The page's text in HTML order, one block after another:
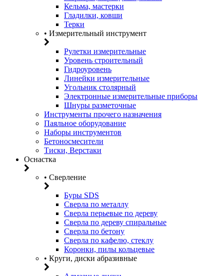
Кельма, мастерки
Гладилки, ковши
Терки
• Измерительный инструмент
Рулетки измерительные
Уровень строительный
Гидроуровень
Линейки измерительные
Угольник столярный
Электронные измерительные приборы
Шнуры разметочные
Инструменты прочего назначения
Паяльное оборудование
Наборы инструментов
Бетоносмесители
Тиски, Верстаки
Оснастка
• Сверление
Буры SDS
Сверла по металлу
Сверла перьевые по дереву
Сверла по дереву спиральные
Сверла по бетону
Сверла по кафелю, стеклу
Коронки, пилы кольцевые
• Круги, диски абразивные